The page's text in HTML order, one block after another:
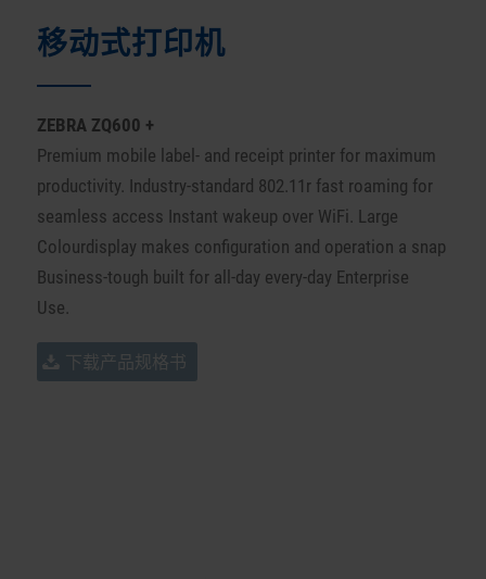
移动式打印机
ZEBRA ZQ600 +
Premium mobile label- and receipt printer for maximum
productivity. Industry-standard 802.11r fast roaming for
seamless access Instant wakeup over WiFi. Large
Colourdisplay makes configuration and operation a snap
Business-tough built for all-day every-day Enterprise
Use.
下载产品规格书